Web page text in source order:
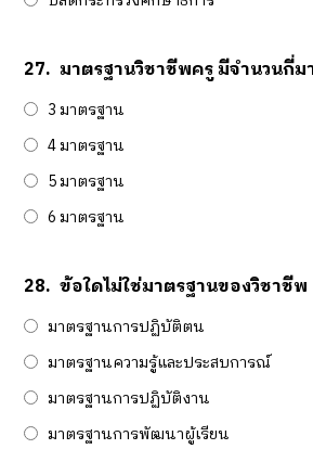
27. มาตรฐานวิชาชีพครู มีจำนวนกี่ม
3 มาตรฐาน
4 มาตรฐาน
5 มาตรฐาน
6 มาตรฐาน
28. ข้อใดไม่ใช่มาตรฐานของวิชาชีพ
มาตรฐานการปฏิบัติตน
มาตรฐานความรู้และประสบการณ์
มาตรฐานการปฏิบัติงาน
มาตรฐานการพัฒนาผู้เรียน